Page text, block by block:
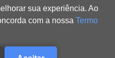
sua experiência. Ao
com a nossa Termo